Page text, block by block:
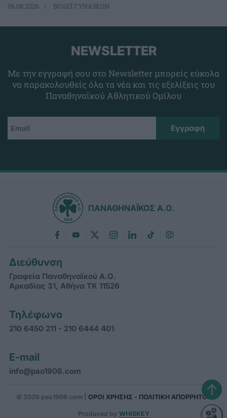
06.08.2026 ΒΟΛΕΪ ΓΥΝΑΙΚΩΝ
NEWSLETTER
Με την εγγραφή σου στο Newsletter μπορείς εύκολα
να παρακολουθείς όλα τα νέα και τις εξελίξεις του
Παναθηναϊκού Αθλητικού Ομίλου
ΠΑΝΑΘΗΝΑΪΚΟΣ Α.Ο.
Διεύθυνση
Γραφεία Παναθηναϊκού Α.Ο.
Αρκαδίας 31, Αθήνα ΤΚ 11526
Τηλέφωνο
210 6450 211 - 210 6444 401
E-mail
info@pao1908.com
© 2026 pao1908.com | ΟΡΟΙ ΧΡΗΣΗΣ - ΠΟΛΙΤΙΚΗ ΑΠΟΡΡΗΤΟΥ
Produced by WHISKEY
↑